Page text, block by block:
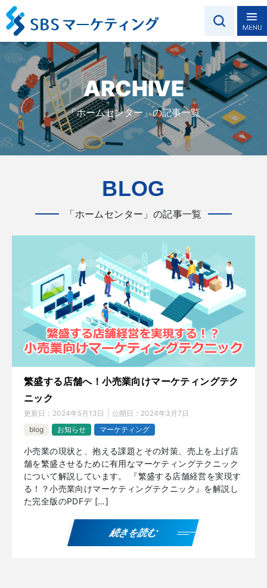
ARCHIVE
「ホームセンター」の記事一覧
BLOG
「ホームセンター」の記事一覧
繁盛する店舗へ！小売業向けマーケティングテク
ニック
更新日： 2024年5月13日 公開日： 2024年3月7日
blog
お知らせ マーケティング
小売業の現状と、抱える課題とその対策、売上を上げ店
舗を繁盛させるために有用なマーケティングテクニック
について解説しています。 『繁盛する店舗経営を実現す
る！？小売業向けマーケティングテクニック』を解説し
た完全版のPDFデ […]
続きを読む